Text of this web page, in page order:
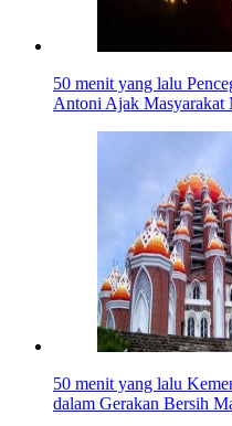
50 menit yang lalu
Antoni Ajak Masyarakat
50 menit yang lalu
dalam Gerakan Bersih